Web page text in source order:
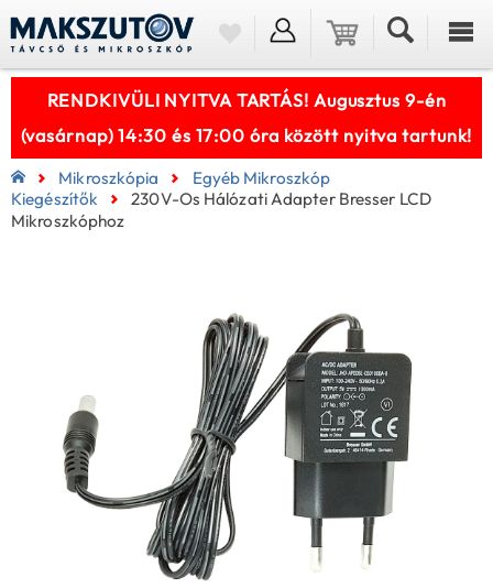
RENDKIVÜLI NYITVA TARTÁS! Augusztus 9-én
(vasárnap) 14:30 és 17:00 óra között nyitva tartunk!
Mikroszkópia
Egyéb Mikroszkóp
Kiegészítők
230V-Os Hálózati Adapter Bresser LCD
Mikroszkóphoz